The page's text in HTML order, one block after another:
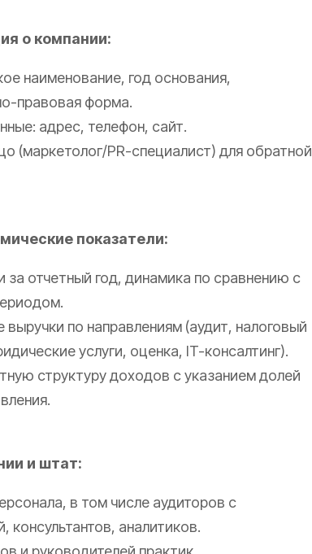
о компании:
наименование, год основания,
правовая форма.
адрес, телефон, сайт.
(маркетолог/PR-специалист) для обратной
показатели:
за отчетный год, динамика по сравнению с
выручки по направлениям (аудит, налоговый
услуги, оценка, IT-консалтинг).
структуру доходов с указанием долей
и штат:
в том числе аудиторов с
консультантов, аналитиков.